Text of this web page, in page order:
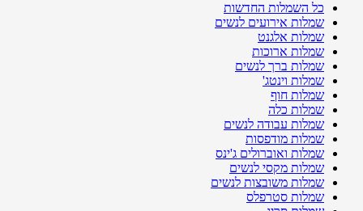
כל השמלות החדשות
שמלות אירועים לנשים
שמלות אלגנט
שמלות ארוכות
שמלות ברך לנשים
שמלות וינטג'
שמלות חוף
שמלות כלה
שמלות עבודה לנשים
שמלות מודפסות
שמלות ואוברולים ג'ינס
שמלות מקסי לנשים
שמלות משובצות לנשים
שמלות סטרפלס